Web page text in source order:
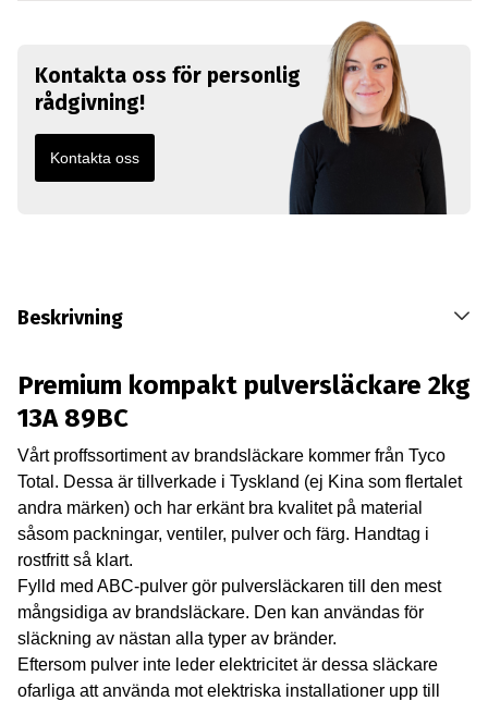
Kontakta oss för personlig
rådgivning!
Kontakta oss
Beskrivning
Premium kompakt pulversläckare 2kg
13A 89BC
Vårt proffssortiment av brandsläckare kommer från Tyco
Total. Dessa är tillverkade i Tyskland (ej Kina som flertalet
andra märken) och har erkänt bra kvalitet på material
såsom packningar, ventiler, pulver och färg. Handtag i
rostfritt så klart.
Fylld med ABC-pulver gör pulversläckaren till den mest
mångsidiga av brandsläckare. Den kan användas för
släckning av nästan alla typer av bränder.
Eftersom pulver inte leder elektricitet är dessa släckare
ofarliga att använda mot elektriska installationer upp till